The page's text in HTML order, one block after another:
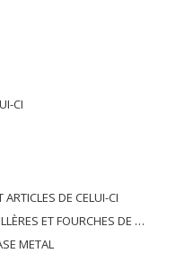
CI
DE CELUI-CI
BASE; PARTIES DE CELLES-CI, EN METAL DE BASE
METAL